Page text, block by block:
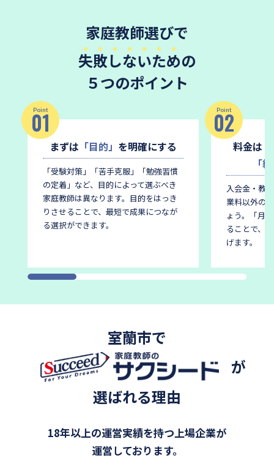
家庭教師選びで
失敗しないための
５つのポイント
Point
01
まずは 「目的」 を明確にする
「受験対策」「苦手克服」「勉強習慣
の定着」など、目的によって選ぶべき
家庭教師は異なります。 目的をはっき
りさせることで、最短で成果につなが
る選択ができます。
Point
02
料金は
「
入会金・教
業料以外の
ょう。
「月
ることで、
げます。
室蘭市で
が
選ばれる理由
18年以上の運営実績を持つ上場企業が
運営しております。